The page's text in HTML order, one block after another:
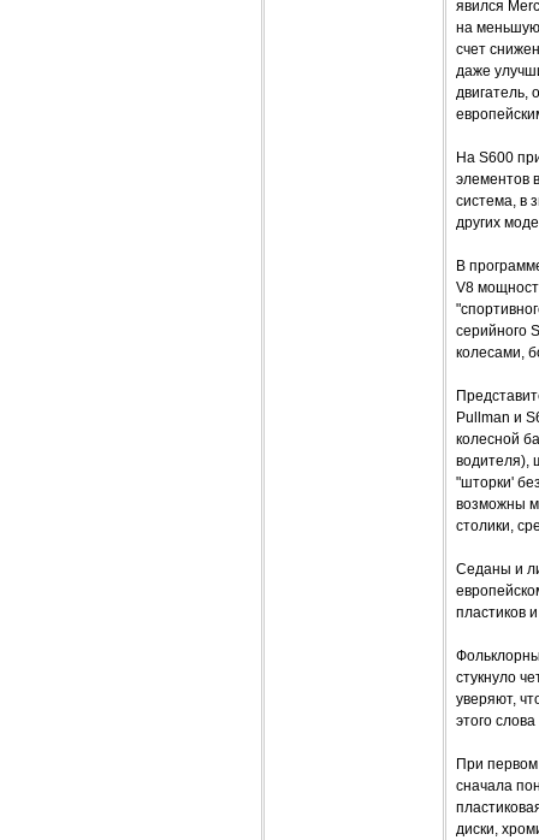
явился
на меньшую
счет
даже
двигатель,
На S600
элементов
система, в
других
В
V8
серийного
колесами,
Pullman и
колесной
водителя),
"шторки'
возможны
столики,
Седаны и
пластиков
стукнуло
уверяют,
этого
При первом
сначала
диски,